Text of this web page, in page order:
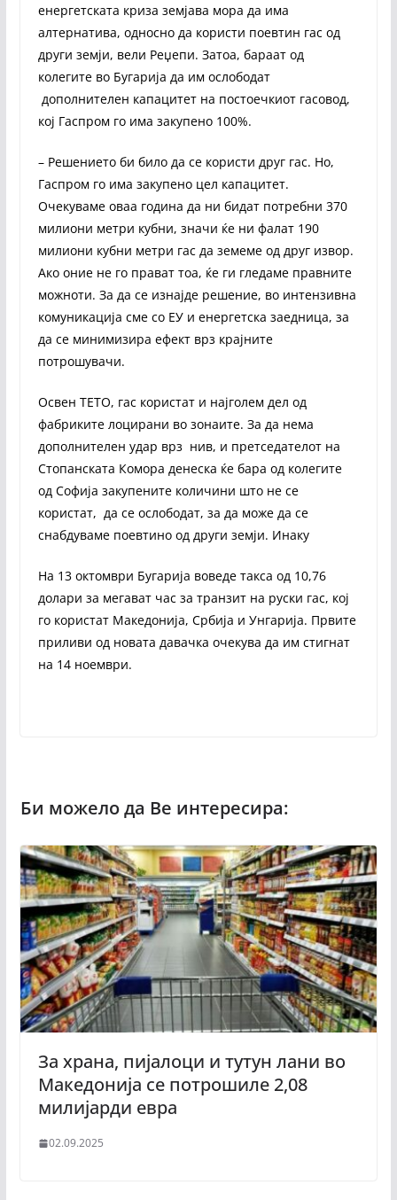
енергетската криза земјава мора да има
алтернатива, односно да користи поевтин гас од
други земји, вели Реџепи. Затоа, бараат од
колегите во Бугарија да им ослободат
дополнителен капацитет на постоечкиот гасовод,
кој Гаспром го има закупено 100%.
– Решението би било да се користи друг гас. Но,
Гаспром го има закупено цел капацитет.
Очекуваме оваа година да ни бидат потребни 370
милиони метри кубни, значи ќе ни фалат 190
милиони кубни метри гас да земеме од друг извор.
Ако оние не го прават тоа, ќе ги гледаме правните
можноти. За да се изнајде решение, во интензивна
комуникација сме со ЕУ и енергетска заедница, за
да се минимизира ефект врз крајните
потрошувачи.
Освен ТЕТО, гас користат и најголем дел од
фабриките лоцирани во зонаите. За да нема
дополнителен удар врз нив, и претседателот на
Стопанската Комора денеска ќе бара од колегите
од Софија закупените количини што не се
користат, да се ослободат, за да може да се
снабдуваме поевтино од други земји. Инаку
На 13 октомври Бугарија воведе такса од 10,76
долари за мегават час за транзит на руски гас, кој
го користат Македонија, Србија и Унгарија. Првите
приливи од новата давачка очекува да им стигнат
на 14 ноември.
За храна, пијалоци и тутун лани во
Македонија се потрошиле 2,08
милијарди евра
02.09.2025